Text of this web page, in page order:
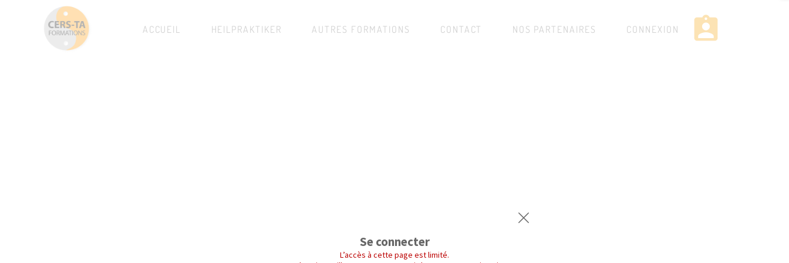
ACCUEIL HEILPRAKTIKER AUTRES FORMATIONS CONTACT NOS PARTENAIRES CONNEXION assignment_ind

Se connecter
L’accès à cette page est limité.